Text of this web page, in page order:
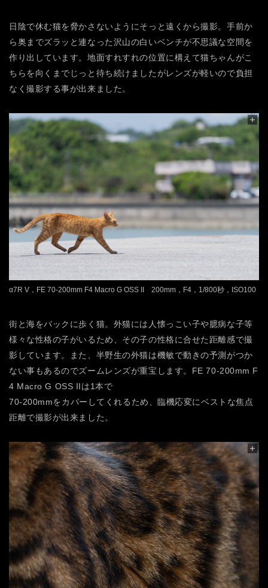
日陰で休む猫を脅かさないようにそっと遠くから撮影。手前か
ら奥までズラッと連なった沢山の白いベンチが不思議な空間を
作り出しています。地面すれすれの位置に構えて猫ちゃんがこ
ちらを向くまでじっと待ち続けましたがレンズが軽いので負担
なく撮影する事が出来ました。
α7R V，FE 70-200mm F4 Macro G OSS II 200mm，F4，1/800秒，ISO100
街と海をバックに歩く猫。外猫には人懐っこい子や臆病な子等
様々な性格の子がいるため、その子の性格に合せた距離感で撮
影しています。また、半野生の外猫は機敏で動きの予測がつか
ない事もあるのでズームレンズが重宝します。FE 70-200mm F
4 Macro G OSS IIは1本で
70-200mmをカバーしてくれるため、臨機応変にベストな焦点
距離で撮影が出来ました。